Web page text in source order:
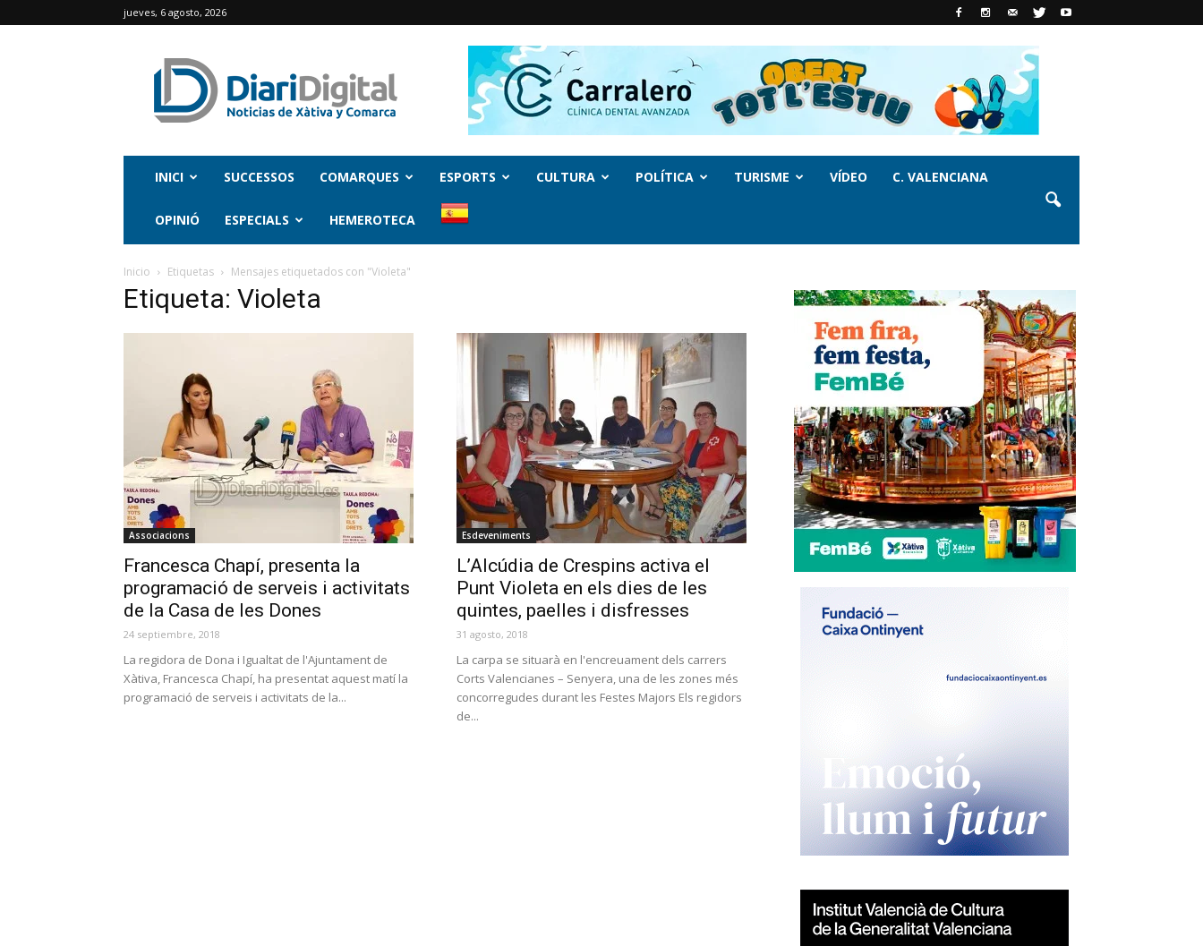
jueves, 6 agosto, 2026
INICI SUCCESSOS COMARQUES ESPORTS CULTURA POLÍTICA TURISME VÍDEO C. VALENCIANA
OPINIÓ ESPECIALS HEMEROTECA
Inicio Etiquetas Mensajes etiquetados con "Violeta"
Etiqueta: Violeta
Associacions
Francesca Chapí, presenta la
programació de serveis i activitats
de la Casa de les Dones
24 septiembre, 2018
La regidora de Dona i Igualtat de l'Ajuntament de
Xàtiva, Francesca Chapí, ha presentat aquest matí la
programació de serveis i activitats de la...
Esdeveniments
L’Alcúdia de Crespins activa el
Punt Violeta en els dies de les
quintes, paelles i disfresses
31 agosto, 2018
La carpa se situarà en l'encreuament dels carrers
Corts Valencianes – Senyera, una de les zones més
concorregudes durant les Festes Majors Els regidors
de...